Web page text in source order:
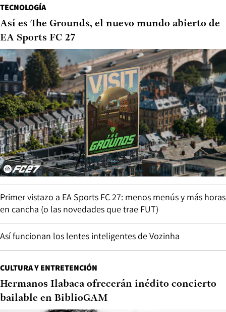
TECNOLOGÍA
Así es The Grounds, el nuevo mundo abierto de
EA Sports FC 27
Primer vistazo a EA Sports FC 27: menos menús y más horas
en cancha (o las novedades que trae FUT)
Así funcionan los lentes inteligentes de Vozinha
CULTURA Y ENTRETENCIÓN
Hermanos Ilabaca ofrecerán inédito concierto
bailable en BiblioGAM